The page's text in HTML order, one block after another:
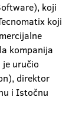
koji
koji
kompanija
je uručio
direktor
i Istočnu